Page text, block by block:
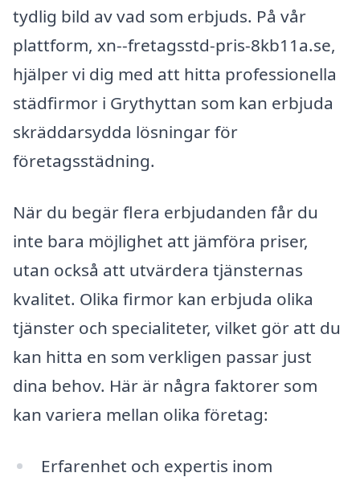
tydlig bild av vad som erbjuds. På vår
plattform, xn--fretagsstd-pris-8kb11a.se,
hjälper vi dig med att hitta professionella
städfirmor i Grythyttan som kan erbjuda
skräddarsydda lösningar för
företagsstädning.
När du begär flera erbjudanden får du
inte bara möjlighet att jämföra priser,
utan också att utvärdera tjänsternas
kvalitet. Olika firmor kan erbjuda olika
tjänster och specialiteter, vilket gör att du
kan hitta en som verkligen passar just
dina behov. Här är några faktorer som
kan variera mellan olika företag:
Erfarenhet och expertis inom